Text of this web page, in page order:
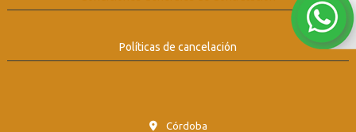
Políticas de cancelación
Córdoba